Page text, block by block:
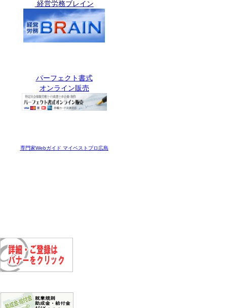
経営労務ブレイン
パーフェクト書式
オンライン販売
専門家Webガイド マイベストプロ広島